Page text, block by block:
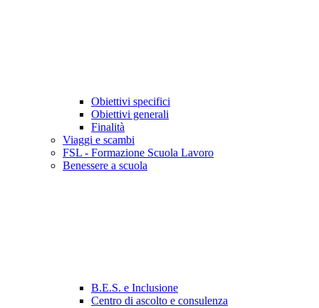
Obiettivi specifici
Obiettivi generali
Finalità
Viaggi e scambi
FSL - Formazione Scuola Lavoro
Benessere a scuola
B.E.S. e Inclusione
Centro di ascolto e consulenza